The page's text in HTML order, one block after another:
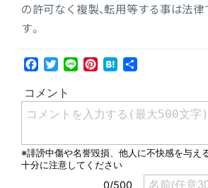
の許可なく複製、転用等する事は法
す。
Facebook
Twitter
LinePinterest
Hatena
共